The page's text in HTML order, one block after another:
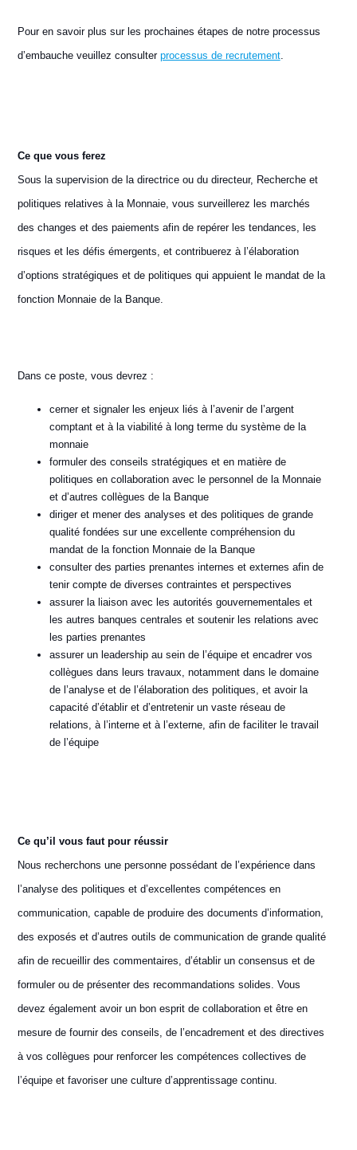
Pour en savoir plus sur les prochaines étapes de notre processus
d’embauche veuillez consulter processus de recrutement.
Ce que vous ferez
Sous la supervision de la directrice ou du directeur, Recherche et
politiques relatives à la Monnaie, vous surveillerez les marchés
des changes et des paiements afin de repérer les tendances, les
risques et les défis émergents, et contribuerez à l’élaboration
d’options stratégiques et de politiques qui appuient le mandat de la
fonction Monnaie de la Banque.
Dans ce poste, vous devrez :
cerner et signaler les enjeux liés à l’avenir de l’argent
comptant et à la viabilité à long terme du système de la
monnaie
formuler des conseils stratégiques et en matière de
politiques en collaboration avec le personnel de la Monnaie
et d’autres collègues de la Banque
diriger et mener des analyses et des politiques de grande
qualité fondées sur une excellente compréhension du
mandat de la fonction Monnaie de la Banque
consulter des parties prenantes internes et externes afin de
tenir compte de diverses contraintes et perspectives
assurer la liaison avec les autorités gouvernementales et
les autres banques centrales et soutenir les relations avec
les parties prenantes
assurer un leadership au sein de l’équipe et encadrer vos
collègues dans leurs travaux, notamment dans le domaine
de l’analyse et de l’élaboration des politiques, et avoir la
capacité d’établir et d’entretenir un vaste réseau de
relations, à l’interne et à l’externe, afin de faciliter le travail
de l’équipe
Ce qu’il vous faut pour réussir
Nous recherchons une personne possédant de l’expérience dans
l’analyse des politiques et d’excellentes compétences en
communication, capable de produire des documents d’information,
des exposés et d’autres outils de communication de grande qualité
afin de recueillir des commentaires, d’établir un consensus et de
formuler ou de présenter des recommandations solides. Vous
devez également avoir un bon esprit de collaboration et être en
mesure de fournir des conseils, de l’encadrement et des directives
à vos collègues pour renforcer les compétences collectives de
l’équipe et favoriser une culture d’apprentissage continu.